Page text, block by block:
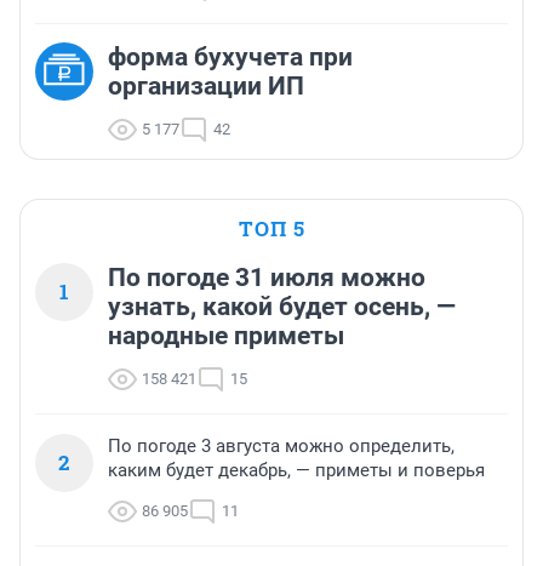
форма бухучета при
организации ИП
5 177 42
ТОП 5
1
По погоде 31 июля можно
узнать, какой будет осень, —
народные приметы
158 421 15
2
По погоде 3 августа можно определить,
каким будет декабрь, — приметы и поверья
86 905 11